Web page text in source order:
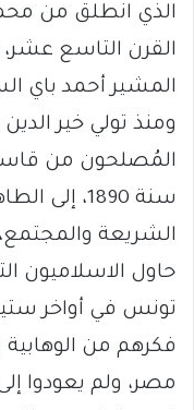
الذي انطلق من
القرن التاسع
ومنذ تولي خير الدين
المُصلحون من قاسم
سنة 1890،
الشريعة والمجتمع،
حاول الاسلاميون
تونس في أواخر
فكرهم من
مصر، ولم يعودوا